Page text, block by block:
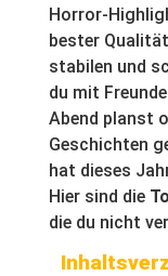
Horror-
bester
stabilen und
du mit
Abend planst
Geschichten
hat dieses
Hier sind die
die du nicht